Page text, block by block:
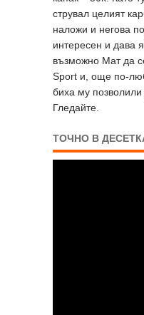
струвал целият
наложи и негова
интересен и дава
възможно Мат да
Sport и, още по-
биха му
Гледайте.
ТОЧНО В